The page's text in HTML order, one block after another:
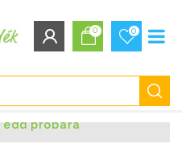
0 0
próbára